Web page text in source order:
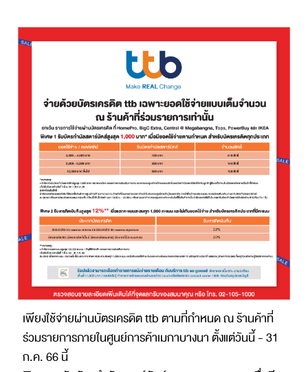
เพียงใช้จ่ายผ่านบัตรเครดิต ttb ตามที่กำหนด ณ ร้านค้าที่
ร่วมรายการภายในศูนย์การค้าเมกาบางนา ตั้งแต่วันนี้ - 31
ก.ค. 66 นี้